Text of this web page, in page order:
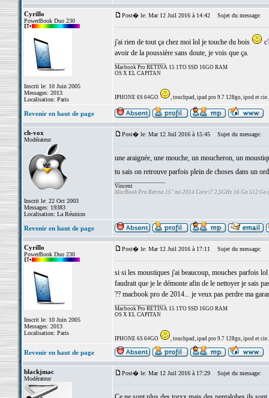
Cyrillo
PowerBook Duo 230
Inscrit le: 10 Juin 2005
Messages: 2013
Localisation: Paris
Post� le: Mar 12 Juil 2016 à 14:42 Sujet du message:
j'ai rien de tout ça chez moi lol je touche du bois
avoir de la poussière sans doute, je vois que ça.
Macbook Pro RETINA 15 1TO SSD 16GO RAM
OS X EL CAPITAN
IPHONE 6S 64GO , touchpad, ipad pro 9.7 128go, ipod et
Revenir en haut de page
ch-vox
Modérateur
Inscrit le: 22 Oct 2003
Messages: 19383
Localisation: La Réunion
Post� le: Mar 12 Juil 2016 à 15:45 Sujet du message:
une araignée, une mouche, un moucheron, un
tu sais on retrouve parfois plein de choses dans un
Vincent
MacBook Pro Retina 15" mi-2014 Core i7 2,5GHz 16 Go 512 Go
Revenir en haut de page
Cyrillo
PowerBook Duo 230
Inscrit le: 10 Juin 2005
Messages: 2013
Localisation: Paris
Post� le: Mar 12 Juil 2016 à 17:11 Sujet du message:
si si les moustiques j'ai beaucoup, mouches parfois lol
faudrait que je le démonte afin de le nettoyer je sais
?? macbook pro de 2014... je veux pas perdre ma
Macbook Pro RETINA 15 1TO SSD 16GO RAM
OS X EL CAPITAN
IPHONE 6S 64GO , touchpad, ipad pro 9.7 128go, ipod et
Revenir en haut de page
blackjmac
Modérateur
Post� le: Mar 12 Juil 2016 à 17:29 Sujet du message: